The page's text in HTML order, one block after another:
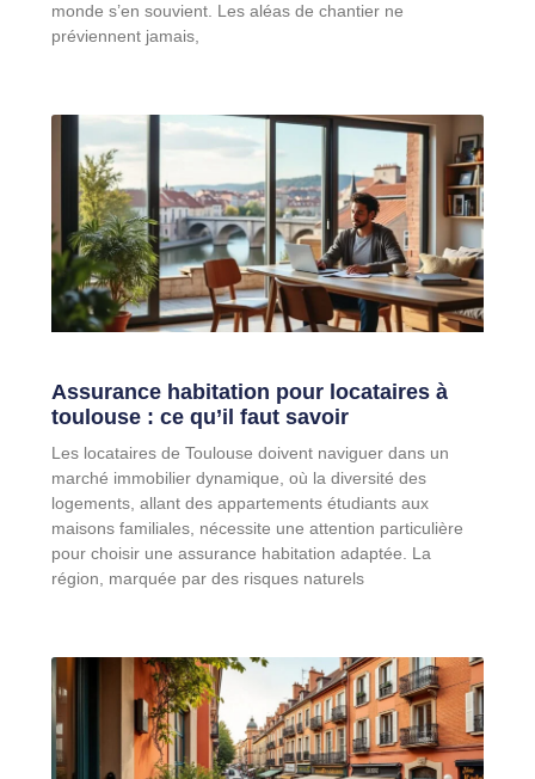
monde s’en souvient. Les aléas de chantier ne
préviennent jamais,
Assurance habitation pour locataires à
toulouse : ce qu’il faut savoir
Les locataires de Toulouse doivent naviguer dans un
marché immobilier dynamique, où la diversité des
logements, allant des appartements étudiants aux
maisons familiales, nécessite une attention particulière
pour choisir une assurance habitation adaptée. La
région, marquée par des risques naturels